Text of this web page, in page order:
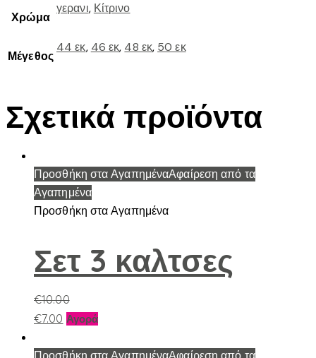
Χρώμα
γερανι, Κίτρινο
Μέγεθος
44 εκ, 46 εκ, 48 εκ, 50 εκ
Σχετικά προϊόντα
Προσθήκη στα ΑγαπημέναΑφαίρεση από τα
Αγαπημένα
Προσθήκη στα Αγαπημένα
Σετ 3 καλτσες
€10.00
€7.00 ΑγοράΑυτό
προϊόν